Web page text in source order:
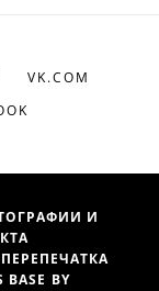
VK.COM
И
BY